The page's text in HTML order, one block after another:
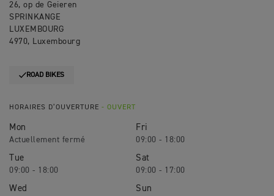
26, op de Geieren
SPRINKANGE
LUXEMBOURG
4970, Luxembourg
ROAD BIKES
HORAIRES D’OUVERTURE - OUVERT
Mon
Tue
09:00 - 18:00
Wed
Fri
09:00 - 18:00
Sat
09:00 - 17:00
Sun